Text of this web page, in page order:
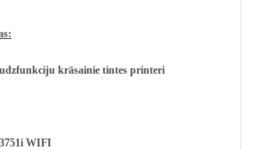
krāsainie tintes printeri
WIFI